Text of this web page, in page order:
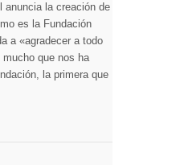
anuncia la creación de
es la Fundación
a «agradecer a todo
que nos ha
la primera que